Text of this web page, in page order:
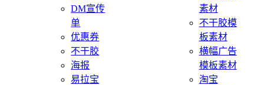
DM宣传
单
优惠券
不干胶
海报
易拉宝
素材
不干胶模
板素材
横幅广告
模板素材
淘宝